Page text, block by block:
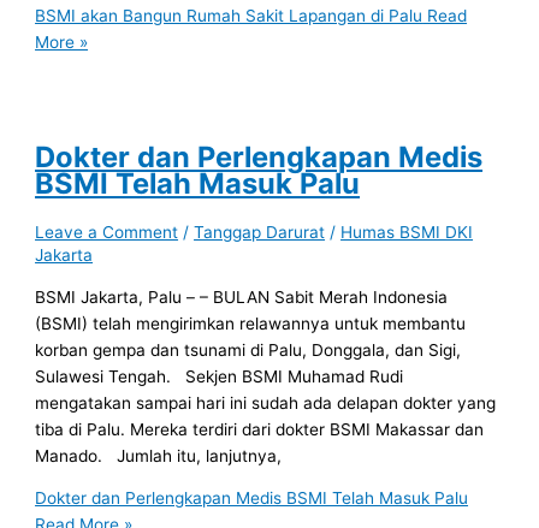
BSMI akan Bangun Rumah Sakit Lapangan di Palu Read
More »
Dokter dan Perlengkapan Medis
BSMI Telah Masuk Palu
Leave a Comment /Tanggap Darurat / Humas BSMI DKI
Jakarta
BSMI Jakarta, Palu – – BULAN Sabit Merah Indonesia
(BSMI) telah mengirimkan relawannya untuk membantu
korban gempa dan tsunami di Palu, Donggala, dan Sigi,
Sulawesi Tengah. Sekjen BSMI Muhamad Rudi
mengatakan sampai hari ini sudah ada delapan dokter yang
tiba di Palu. Mereka terdiri dari dokter BSMI Makassar dan
Manado. Jumlah itu, lanjutnya,
Dokter dan Perlengkapan Medis BSMI Telah Masuk Palu